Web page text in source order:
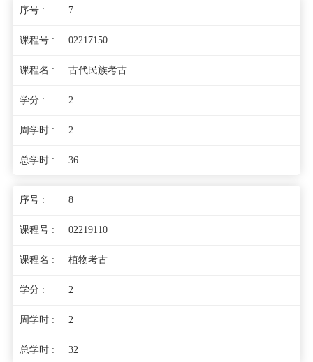
7
02217150
古代民族考古
2
2
36
8
02219110
植物考古
2
2
32